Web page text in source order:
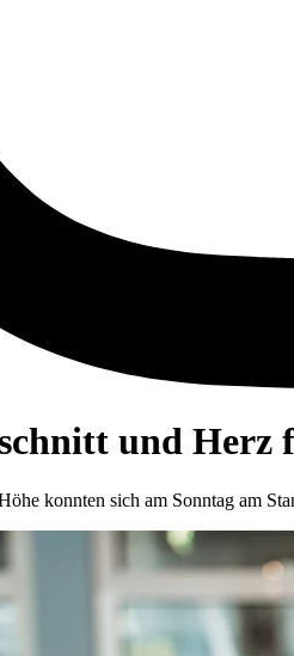
und Herz
konnten sich am Sonntag am